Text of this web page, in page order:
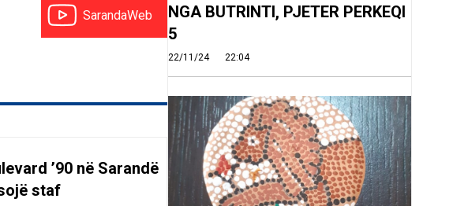
SarandaWeb
’90 në Sarandë
staf
NGA BUTRINTI, PJETER PERKEQI
5
22/11/24 22:04